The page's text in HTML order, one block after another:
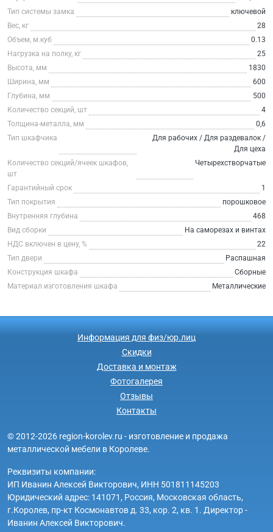
Тип системы замка
ключевой
Вес, кг
28
Объем, м.куб
0.13
Нагрузка на полку, кг
25
Высота, мм
1830
Ширина, мм
600
Глубина, мм
500
Количество секций, шт
4
Толщина-металла, мм
0,6
Тип шкафчика
Для рабочих / Для раздевалок /
Для цеха
Количество секций/ячеек шкафов,
шт
Четырехстворчатые
Гарантийный срок
1
Тип покрытия
порошковое
Внутренняя глубина
468
Вид сборки
На саморезах и винтах
НДС включен в цену, %
22
Тип двери
Распашная
Конструкция шкафа
Сборные
Материал изготовления шкафа
Металлические
Информация для физ/юр.лиц
Скидки
Доставка и монтаж
Фотогалерея
Отзывы
Контакты
© 2012-2026 region-korolev.ru - изготовление и продажа
металлической мебели в Королеве.
Реквизиты компании:
ИП Иванин Алексей Викторович, ИНН 501811145203
Юридический адрес: 141071, Россия, Московская область,
г.Королев, пр-кт Космонавтов д. 33, кор. 2, кв. 1. Директор -
Иванин Алексей Викторович.